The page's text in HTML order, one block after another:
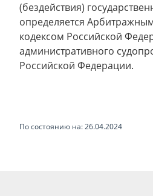
(бездействия)
определяется
кодексом Российской
административного
Российской Федерации.
По состоянию на: 26.04.2024